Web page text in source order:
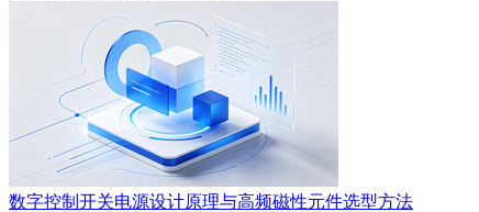
数字控制开关电源设计原理与高频磁性元件选型方法